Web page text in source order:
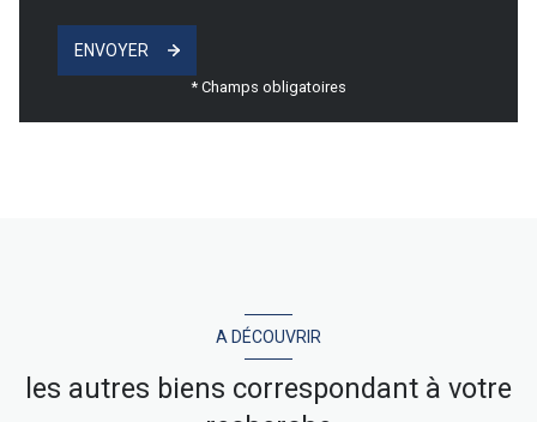
ENVOYER
* Champs obligatoires
A DÉCOUVRIR
les autres biens correspondant à votre